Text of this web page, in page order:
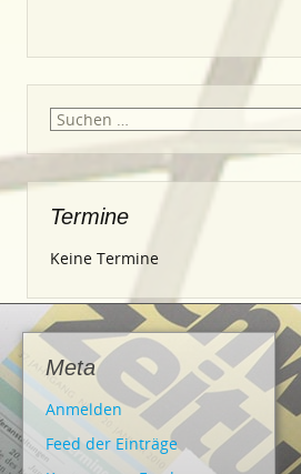
Suche
Termine
Keine Termine
Meta
Anmelden
Feed der Einträge